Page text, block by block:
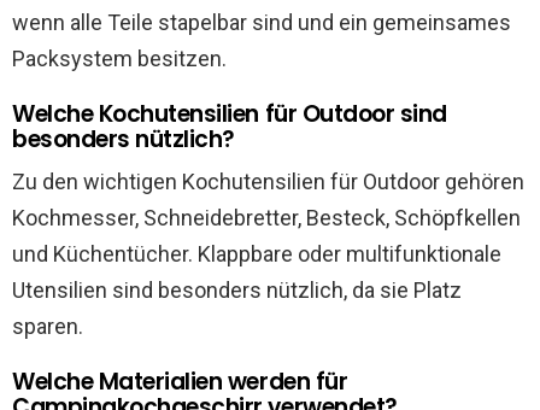
wenn alle Teile stapelbar sind und ein gemeinsames
Packsystem besitzen.
Welche Kochutensilien für Outdoor sind
besonders nützlich?
Zu den wichtigen Kochutensilien für Outdoor gehören
Kochmesser, Schneidebretter, Besteck, Schöpfkellen
und Küchentücher. Klappbare oder multifunktionale
Utensilien sind besonders nützlich, da sie Platz
sparen.
Welche Materialien werden für